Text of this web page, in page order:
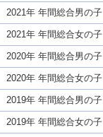
2021年 年間総合男の子
2021年 年間総合女の子
2020年 年間総合男の子
2020年 年間総合女の子
2019年 年間総合男の子
2019年 年間総合女の子